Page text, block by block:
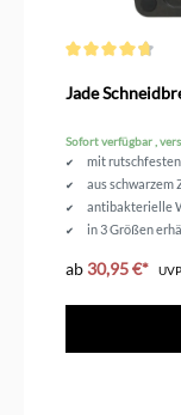
Jade
Sofort verfügbar ,
mit
aus
antibakterielle
in 3 Größen
ab 30,95 €* UVP